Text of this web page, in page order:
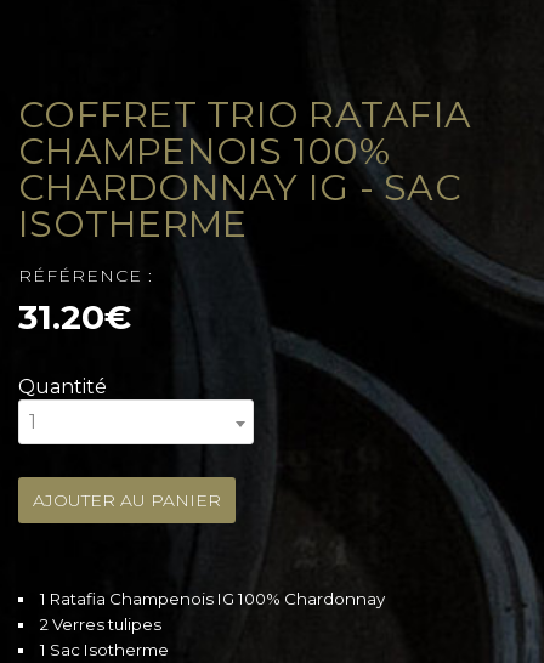
COFFRET TRIO RATAFIA
CHAMPENOIS 100%
CHARDONNAY IG - SAC
ISOTHERME
RÉFÉRENCE :
31.20€
Quantité
1
AJOUTER AU PANIER
1 Ratafia Champenois IG 100% Chardonnay
2 Verres tulipes
1 Sac Isotherme